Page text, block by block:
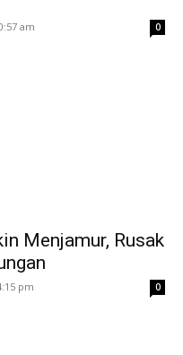
am 0
Menjamur, Rusak
pm 0